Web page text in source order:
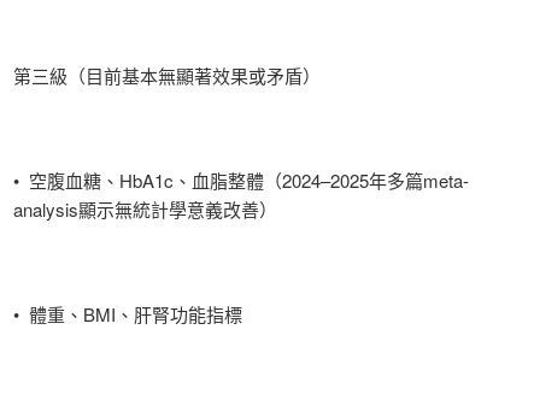
第三級（目前基本無顯著效果或矛盾）
• 空腹血糖、HbA1c、血脂整體（2024–2025年多篇meta-
analysis顯示無統計學意義改善）
• 體重、BMI、肝腎功能指標